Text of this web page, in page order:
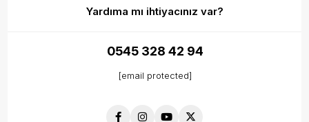
Yardıma mı ihtiyacınız var?
0545 328 42 94
[email protected]